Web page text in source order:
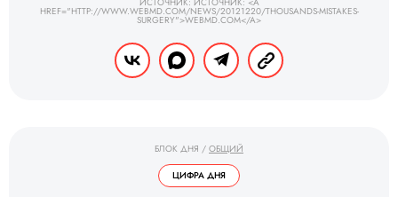
HREF="HTTP://WWW.WEBMD.COM/NEWS/20121220/THOUSANDS-MISTAKES-
SURGERY">WEBMD.COM</A>
БЛОК ДНЯ / ОБЩИЙ
ЦИФРА ДНЯ